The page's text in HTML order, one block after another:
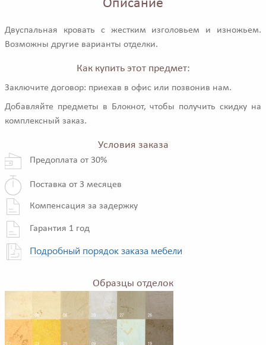
Описание
Двуспальная кровать с жестким изголовьем и изножьем.
Возможны другие варианты отделки.
Как купить этот предмет:
Заключите договор: приехав в офис или позвонив нам.
Добавляйте предметы в Блокнот, чтобы получить скидку на
комплексный заказ.
Условия заказа
Предоплата от 30%
Поставка от 3 месяцев
Компенсация за задержку
Гарантия 1 год
Подробный порядок заказа мебели
Образцы отделок